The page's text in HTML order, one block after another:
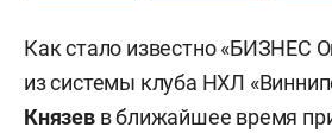
Как стало известно «БИЗНЕС
из системы клуба НХЛ
Князев в ближайшее время